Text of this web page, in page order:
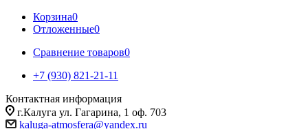
Корзина0
Отложенные0
Сравнение товаров0
+7 (930) 821-21-11
Контактная информация
г.Калуга ул. Гагарина, 1 оф. 703
kaluga-atmosfera@yandex.ru